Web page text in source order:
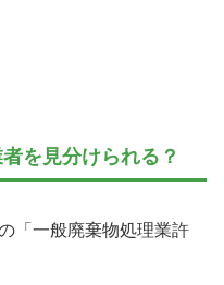
を見分けられる？
「一般廃棄物処理業許